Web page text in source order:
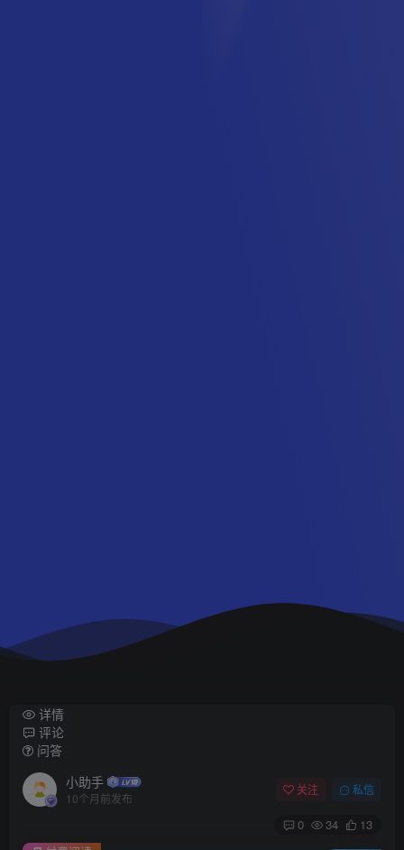
详情
评论
问答
小助手
10个月前发布
关注 私信
0 34
13